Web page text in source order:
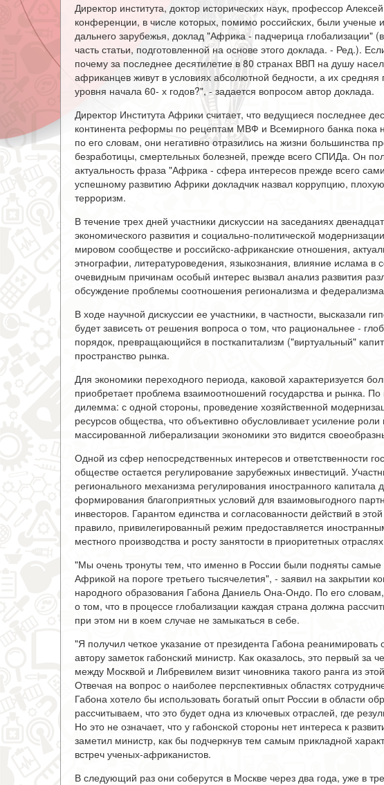
Директор института, доктор исторических наук, профессор
конференции, в числе которых, помимо российских, были ученые
дальнего зарубежья, доклад "Африка - падчерица глобализации"
часть статьи, подготовленной на основе этого доклада. - Ред.).
почему за последнее десятилетие в 80 странах ВВП на душу
африканцев живут в условиях абсолютной бедности, а их средняя
уровня начала 60- х годов?", - задается вопросом автор доклада.
Директор Института Африки считает, что ведущиеся последнее
континента реформы по рецептам МВФ и Всемирного банка пока
по его словам, они негативно отразились на жизни большинства
безработицы, смертельных болезней, прежде всего СПИДа. Он
актуальность фраза "Африка - сфера интересов прежде всего
успешному развитию Африки докладчик назвал коррупцию,
терроризм.
В течение трех дней участники дискуссии на заседаниях
экономического развития и социально-политической
мировом сообществе и российско-африканские отношения,
этнографии, литературоведения, языкознания, влияние ислама
очевидным причинам особый интерес вызвал анализ развития
обсуждение проблемы соотношения регионализма и
В ходе научной дискуссии ее участники, в частности, высказали
будет зависеть от решения вопроса о том, что рациональнее -
порядок, превращающийся в посткапитализм ("виртуальный"
пространство рынка.
Для экономики переходного периода, каковой характеризуется
приобретает проблема взаимоотношений государства и рынка.
дилемма: с одной стороны, проведение хозяйственной
ресурсов общества, что объективно обусловливает усиление
массированной либерализации экономики это видится
Одной из сфер непосредственных интересов и ответственности
обществе остается регулирование зарубежных инвестиций.
регионального механизма регулирования иностранного
формирования благоприятных условий для взаимовыгодного
инвесторов. Гарантом единства и согласованности действий в
правило, привилегированный режим предоставляется
местного производства и росту занятости в приоритетных
"Мы очень тронуты тем, что именно в России были подняты
Африкой на пороге третьего тысячелетия", - заявил на закрытии
народного образования Габона Даниель Она-Ондо. По его
о том, что в процессе глобализации каждая страна должна
при этом ни в коем случае не замыкаться в себе.
"Я получил четкое указание от президента Габона
автору заметок габонский министр. Как оказалось, это первый за
между Москвой и Либревилем визит чиновника такого ранга из
Отвечая на вопрос о наиболее перспективных областях
Габона хотело бы использовать богатый опыт России в области
рассчитываем, что это будет одна из ключевых отраслей, где
Но это не означает, что у габонской стороны нет интереса к
заметил министр, как бы подчеркнув тем самым прикладной
встреч ученых-африканистов.
В следующий раз они соберутся в Москве через два года, уже в